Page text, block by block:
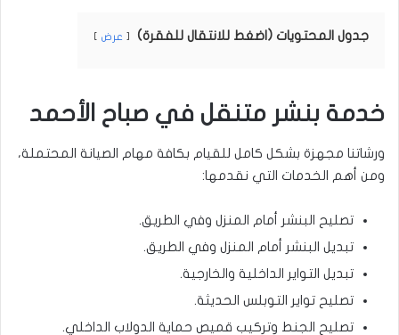
جدول المحتويات (اضغط للانتقال للفقرة) عرض
خدمة بنشر متنقل في صباح الأحمد
ورشاتنا مجهزة بشكل كامل للقيام بكافة مهام الصيانة المحتملة،
ومن أهم الخدمات التي نقدمها:
تصليح البنشر أمام المنزل وفي الطريق.
تبديل البنشر أمام المنزل وفي الطريق.
تبديل التواير الداخلية والخارجية.
تصليح تواير التوبلس الحديثة.
تصليح الجنط وتركيب قميص حماية الدولاب الداخلي.